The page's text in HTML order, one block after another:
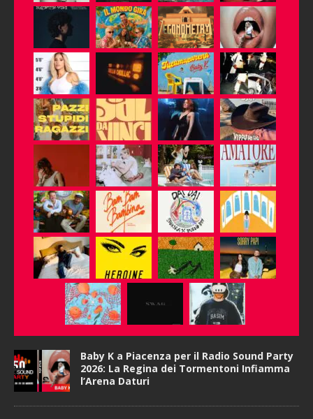
Baby K a Piacenza per il Radio Sound Party
2026: La Regina dei Tormentoni Infiamma
l’Arena Daturi